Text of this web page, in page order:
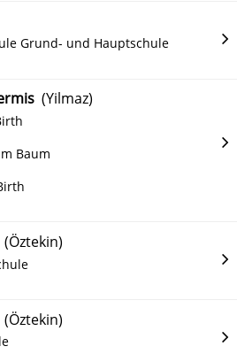
Grund- und Hauptschule
(Yilmaz)
Baum